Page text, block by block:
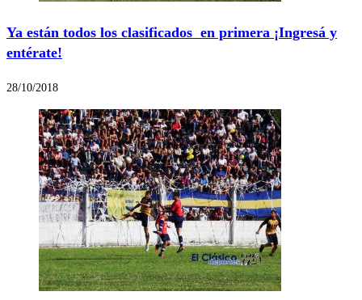
Ya están todos los clasificados en primera ¡Ingresá y
entérate!
28/10/2018